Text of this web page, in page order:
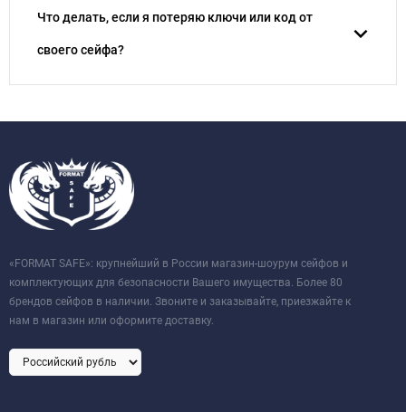
Что делать, если я потеряю ключи или код от
своего сейфа?
«FORMAT SAFE»: крупнейший в России магазин-шоурум сейфов и
комплектующих для безопасности Вашего имущества. Более 80
брендов сейфов в наличии. Звоните и заказывайте, приезжайте к
нам в магазин или оформите доставку.